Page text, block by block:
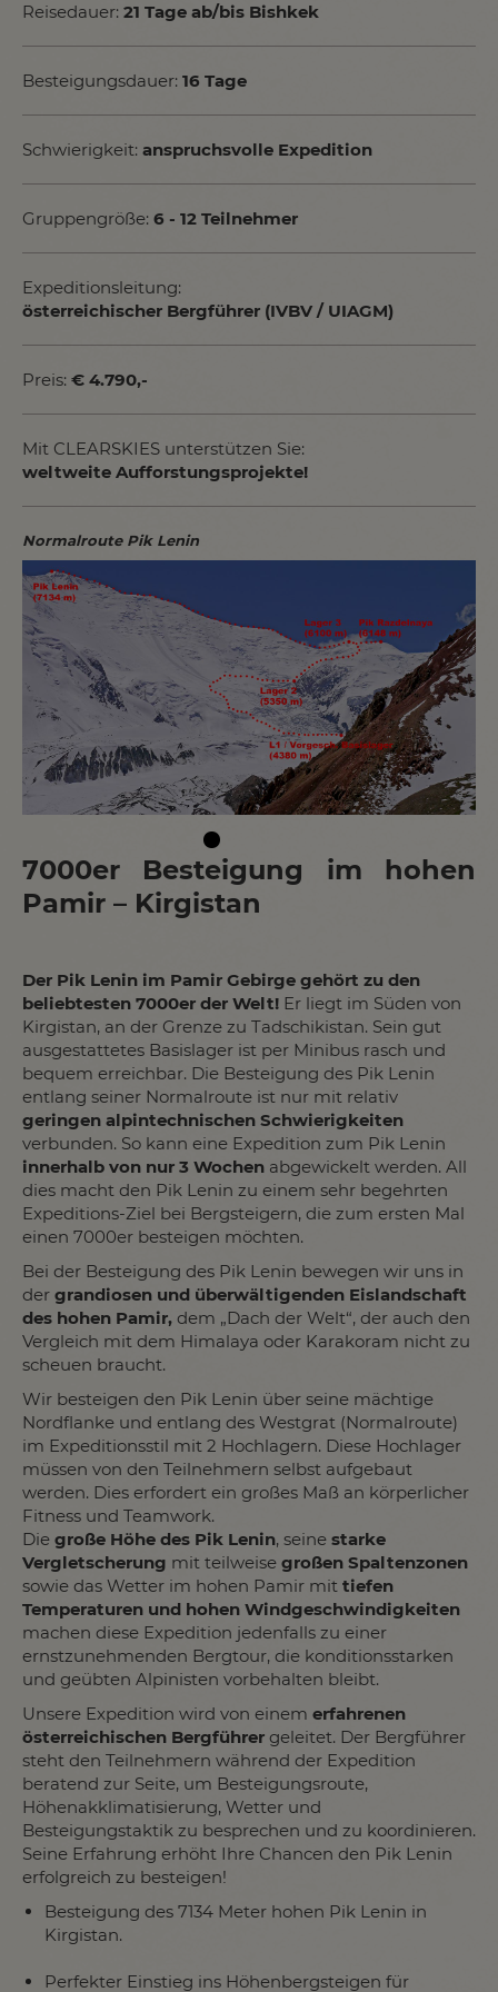
Reisedauer: 21 Tage ab/bis Bishkek
Besteigungsdauer: 16 Tage
Schwierigkeit: anspruchsvolle Expedition
Gruppengröße: 6 - 12 Teilnehmer
Expeditionsleitung:
österreichischer Bergführer (IVBV / UIAGM)
Preis: € 4.790,-
Mit CLEARSKIES unterstützen Sie:
weltweite Aufforstungsprojekte!
Normalroute Pik Lenin
7000er Besteigung im hohen
Pamir – Kirgistan
Der Pik Lenin im Pamir Gebirge gehört zu den
beliebtesten 7000er der Welt! Er liegt im Süden von
Kirgistan, an der Grenze zu Tadschikistan. Sein gut
ausgestattetes Basislager ist per Minibus rasch und
bequem erreichbar. Die Besteigung des Pik Lenin
entlang seiner Normalroute ist nur mit relativ
geringen alpintechnischen Schwierigkeiten
verbunden. So kann eine Expedition zum Pik Lenin
innerhalb von nur 3 Wochen abgewickelt werden. All
dies macht den Pik Lenin zu einem sehr begehrten
Expeditions-Ziel bei Bergsteigern, die zum ersten Mal
einen 7000er besteigen möchten.
Bei der Besteigung des Pik Lenin bewegen wir uns in
der grandiosen und überwältigenden Eislandschaft
des hohen Pamir, dem „Dach der Welt“, der auch den
Vergleich mit dem Himalaya oder Karakoram nicht zu
scheuen braucht.
Wir besteigen den Pik Lenin über seine mächtige
Nordflanke und entlang des Westgrat (Normalroute)
im Expeditionsstil mit 2 Hochlagern. Diese Hochlager
müssen von den Teilnehmern selbst aufgebaut
werden. Dies erfordert ein großes Maß an körperlicher
Fitness und Teamwork.
Die große Höhe des Pik Lenin, seine starke
Vergletscherung mit teilweise großen Spaltenzonen
sowie das Wetter im hohen Pamir mit tiefen
Temperaturen und hohen Windgeschwindigkeiten
machen diese Expedition jedenfalls zu einer
ernstzunehmenden Bergtour, die konditionsstarken
und geübten Alpinisten vorbehalten bleibt.
Unsere Expedition wird von einem erfahrenen
österreichischen Bergführer geleitet. Der Bergführer
steht den Teilnehmern während der Expedition
beratend zur Seite, um Besteigungsroute,
Höhenakklimatisierung, Wetter und
Besteigungstaktik zu besprechen und zu koordinieren.
Seine Erfahrung erhöht Ihre Chancen den Pik Lenin
erfolgreich zu besteigen!
Besteigung des 7134 Meter hohen Pik Lenin in
Kirgistan.
Perfekter Einstieg ins Höhenbergsteigen für